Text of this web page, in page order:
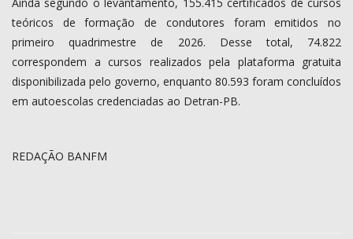
teóricos de formação de condutores foram emitidos no
primeiro quadrimestre de 2026. Desse total, 74.822
correspondem a cursos realizados pela plataforma gratuita
disponibilizada pelo governo, enquanto 80.593 foram concluídos
em autoescolas credenciadas ao Detran-PB.
REDAÇÃO BANFM